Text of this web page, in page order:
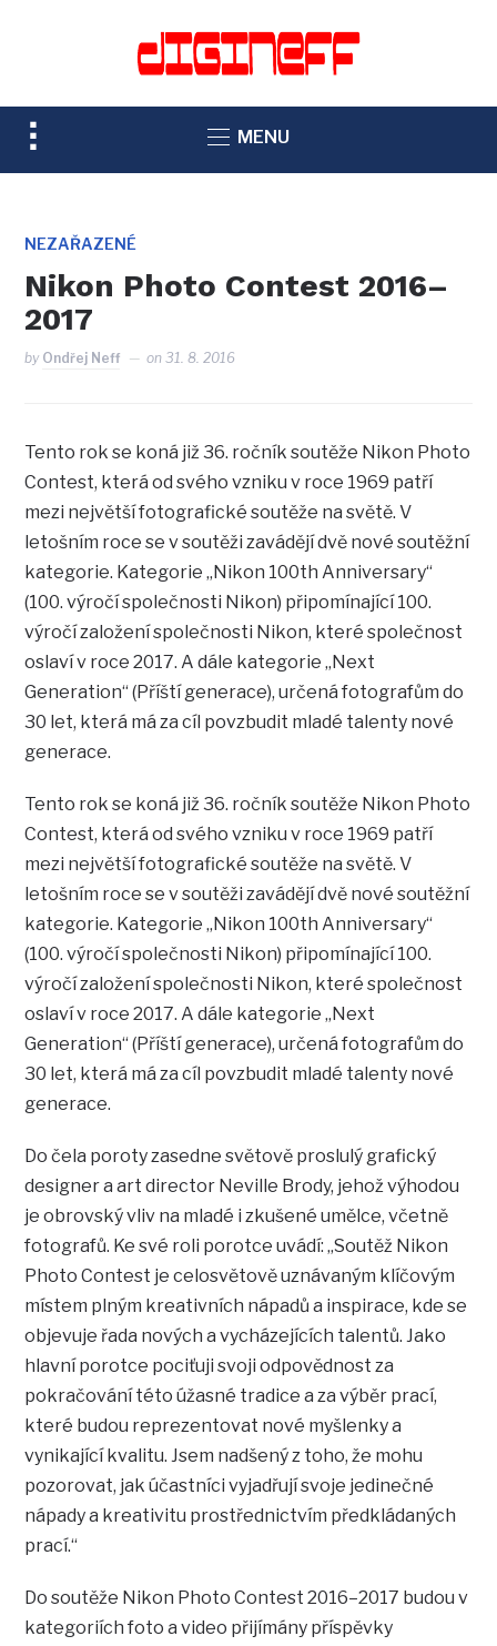
TOGGLE
SIDEBAR
NAVIGATION
MENU
NEZAŘAZENÉ
Nikon Photo Contest 2016–
2017
by Ondřej Neff on31. 8. 2016
Tento rok se koná již 36. ročník soutěže Nikon Photo
Contest, která od svého vzniku v roce 1969 patří
mezi největší fotografické soutěže na světě. V
letošním roce se v soutěži zavádějí dvě nové soutěžní
kategorie. Kategorie „Nikon 100th Anniversary“
(100. výročí společnosti Nikon) připomínající 100.
výročí založení společnosti Nikon, které společnost
oslaví v roce 2017. A dále kategorie „Next
Generation“ (Příští generace), určená fotografům do
30 let, která má za cíl povzbudit mladé talenty nové
generace.
Tento rok se koná již 36. ročník soutěže Nikon Photo
Contest, která od svého vzniku v roce 1969 patří
mezi největší fotografické soutěže na světě. V
letošním roce se v soutěži zavádějí dvě nové soutěžní
kategorie. Kategorie „Nikon 100th Anniversary“
(100. výročí společnosti Nikon) připomínající 100.
výročí založení společnosti Nikon, které společnost
oslaví v roce 2017. A dále kategorie „Next
Generation“ (Příští generace), určená fotografům do
30 let, která má za cíl povzbudit mladé talenty nové
generace.
Do čela poroty zasedne světově proslulý grafický
designer a art director Neville Brody, jehož výhodou
je obrovský vliv na mladé i zkušené umělce, včetně
fotografů. Ke své roli porotce uvádí: „Soutěž Nikon
Photo Contest je celosvětově uznávaným klíčovým
místem plným kreativních nápadů a inspirace, kde se
objevuje řada nových a vycházejících talentů. Jako
hlavní porotce pociťuji svoji odpovědnost za
pokračování této úžasné tradice a za výběr prací,
které budou reprezentovat nové myšlenky a
vynikající kvalitu. Jsem nadšený z toho, že mohu
pozorovat, jak účastníci vyjadřují svoje jedinečné
nápady a kreativitu prostřednictvím předkládaných
prací.“
Do soutěže Nikon Photo Contest 2016–2017 budou v
kategoriích foto a video přijímány příspěvky